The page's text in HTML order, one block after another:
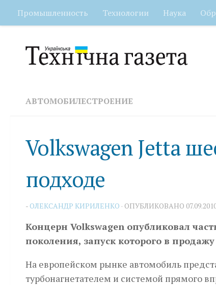
Перейти к содержимому
Промышленность Технологии Наука
АВТОМОБИЛЕСТРОЕНИЕ
Volkswagen Jetta
подходе
- ОЛЕКСАНДР КИРИЛЕНКО · ОПУБЛИКОВАНО
Концерн Volkswagen опубликовал
поколения, запуск которого в
На европейском рынке автомобиль
турбонагнетателем и системой прямого